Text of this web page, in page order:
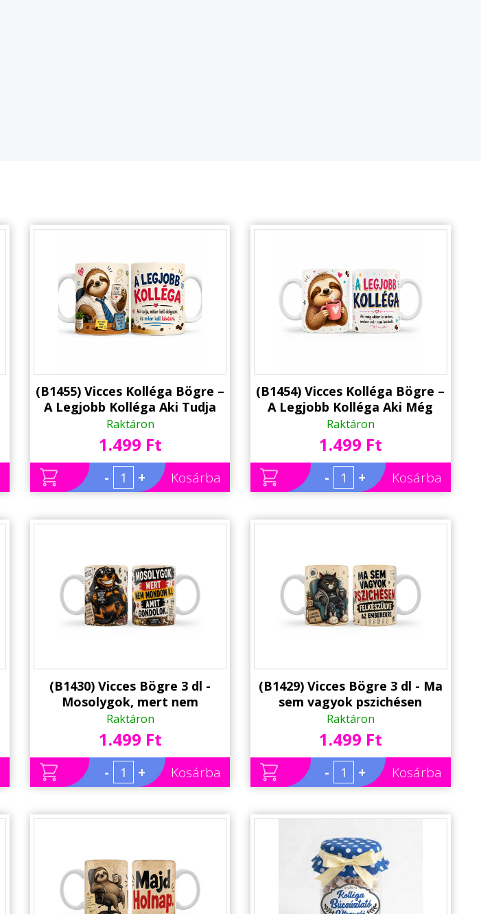
(B1455) Vicces Kolléga Bögre –
A Legjobb Kolléga Aki Tudja
Mikor Kell Dolgozni – Kávés
Ajándék Kollégának Lajhárral
Raktáron
1.499 Ft
- + Kosárba
(B1454) Vicces Kolléga Bögre –
A Legjobb Kolléga Aki Még
Akkor is Kedves – Ajándék
Kollégának Kávés Lajhárral
Raktáron
1.499 Ft
- + Kosárba
(B1430) Vicces Bögre 3 dl -
Mosolygok, mert nem
mondom ki, amit gondolok -
Vicces Ajándék Kollégának,
Barátnak
Raktáron
1.499 Ft
- + Kosárba
(B1429) Vicces Bögre 3 dl - Ma
sem vagyok pszichésen
felkészülve az emberekre -
Vicces Ajándék Kollégának,
Barátnőnek
Raktáron
1.499 Ft
- + Kosárba